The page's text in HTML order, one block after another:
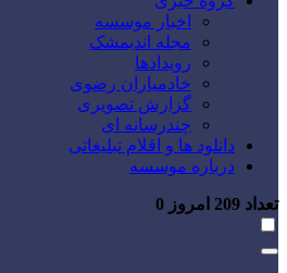
اخبار موسسه
مجله اندیمشک
رویدادها
خادمیاران رضوی
گزارش تصویری
چندرسانه ای
دانلود ها و اقلام تبلیغاتی
درباره موسسه
تعداد امروز 0